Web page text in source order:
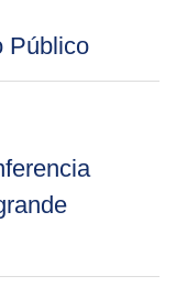
Público